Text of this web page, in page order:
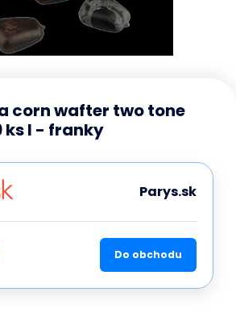
corn wafter two tone
ks l - franky
Parys.sk
Do obchodu